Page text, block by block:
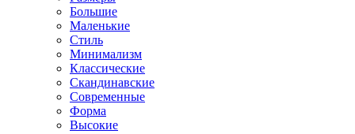
Большие
Маленькие
Стиль
Минимализм
Классические
Скандинавские
Современные
Форма
Высокие